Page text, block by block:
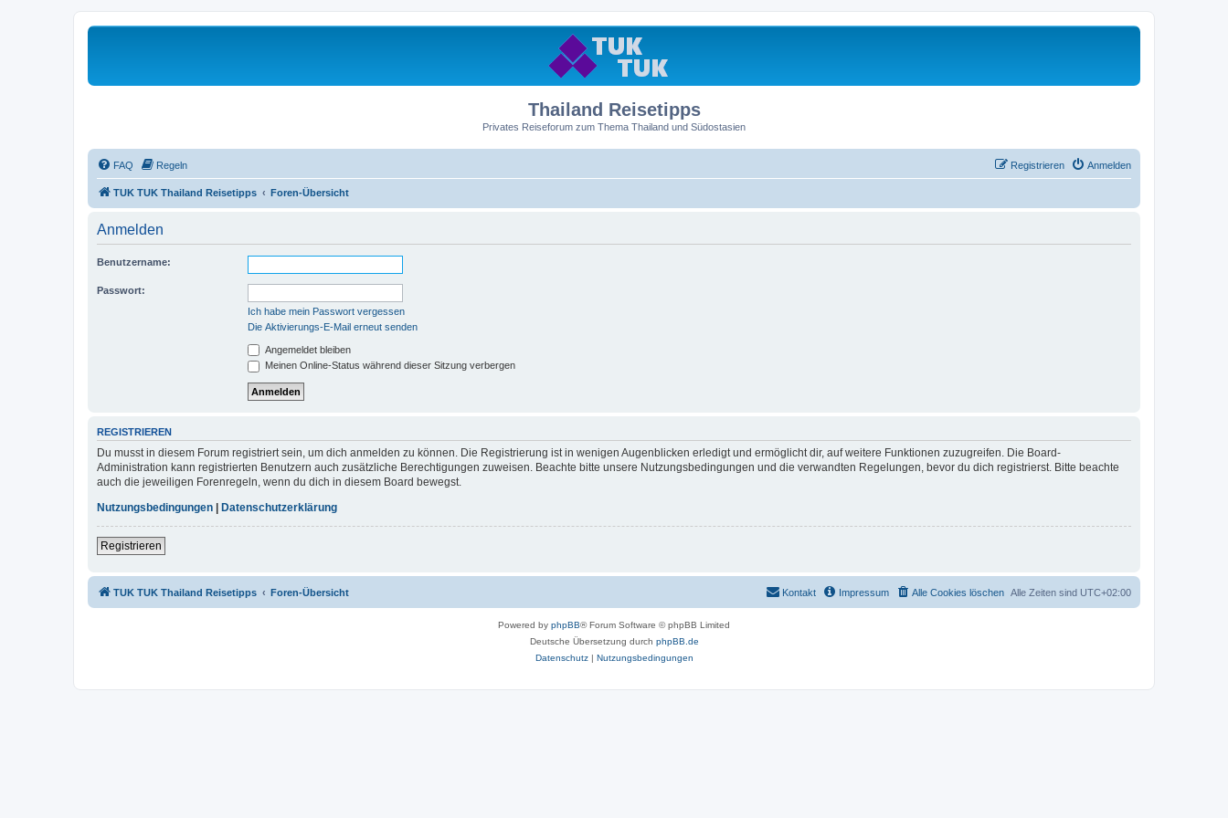
Thailand Reisetipps
Privates Reiseforum zum Thema Thailand und Südostasien
FAQ Regeln Anmelden
Registrieren
TUK TUK Thailand Reisetipps Foren-Übersicht
Anmelden
Benutzername:
Passwort:
Ich habe mein Passwort vergessen
Die Aktivierungs-E-Mail erneut senden
Angemeldet bleiben
Meinen Online-Status während dieser Sitzung verbergen
REGISTRIEREN
Du musst in diesem Forum registriert sein, um dich anmelden zu können. Die Registrierung ist in wenigen Augenblicken erledigt und ermöglicht dir, auf weitere Funktionen zuzugreifen. Die Board-
Administration kann registrierten Benutzern auch zusätzliche Berechtigungen zuweisen. Beachte bitte unsere Nutzungsbedingungen und die verwandten Regelungen, bevor du dich registrierst. Bitte beachte
auch die jeweiligen Forenregeln, wenn du dich in diesem Board bewegst.
Nutzungsbedingungen
Datenschutzerklärung
Registrieren
TUK TUK Thailand Reisetipps Foren-Übersicht Alle Zeiten sind UTC+02:00
Alle Cookies löschen
Impressum
Kontakt
Powered by phpBB® Forum Software © phpBB Limited
Deutsche Übersetzung durch phpBB.de
Datenschutz| Nutzungsbedingungen